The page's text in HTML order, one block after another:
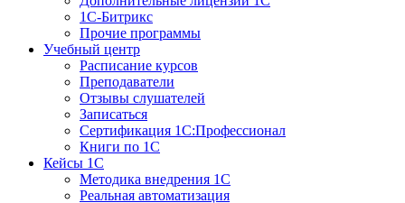
1С-Битрикс
Прочие программы
Учебный центр
Расписание курсов
Преподаватели
Отзывы слушателей
Записаться
Сертификация 1С:Профессионал
Книги по 1С
Кейсы 1С
Методика внедрения 1С
Реальная автоматизация